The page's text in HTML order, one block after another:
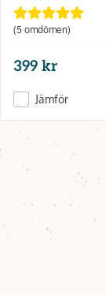
(5 omdömen)
399 kr
Jämför